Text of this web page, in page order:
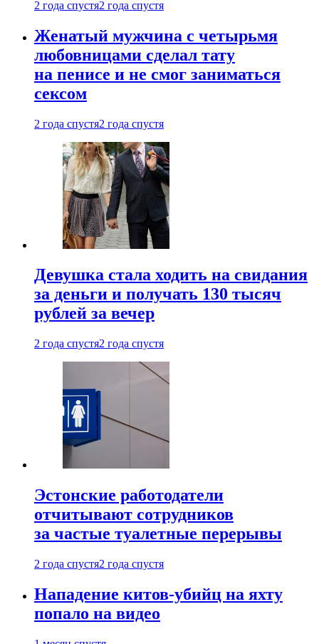
2 года спустя2 года спустя
Женатый мужчина с четырьмя
любовницами сделал тату
на пенисе и не смог заниматься
сексом
2 года спустя2 года спустя
Девушка стала ходить на свидания
за деньги и получать 130 тысяч
рублей за вечер
2 года спустя2 года спустя
Эстонские работодатели
отчитывают сотрудников
за частые туалетные перерывы
2 года спустя2 года спустя
Нападение китов-убийц на яхту
попало на видео